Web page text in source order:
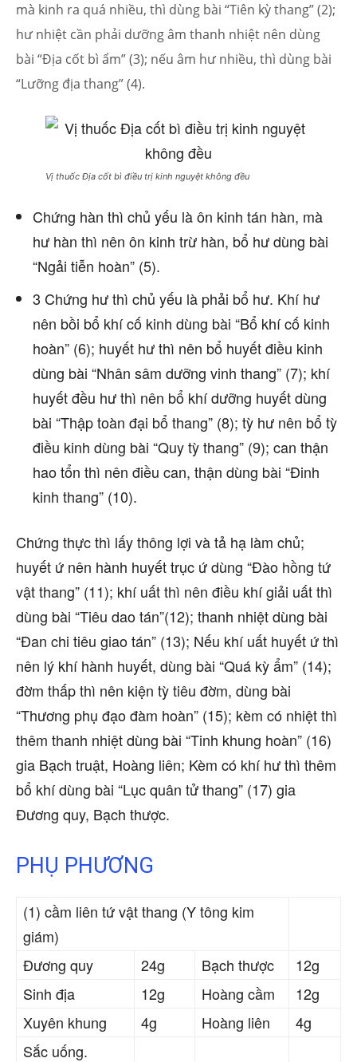
mà kinh ra quá nhiều, thì dùng bài “Tiên kỳ thang” (2);
hư nhiệt cần phải dưỡng âm thanh nhiệt nên dùng
bài “Địa cốt bì ẩm” (3); nếu âm hư nhiều, thì dùng bài
“Lưỡng địa thang” (4).
Vị thuốc Địa cốt bì điều trị kinh nguyệt không đều
Chứng hàn thì chủ yếu là ôn kinh tán hàn, mà
hư hàn thì nên ôn kinh trừ hàn, bổ hư dùng bài
“Ngải tiễn hoàn” (5).
3 Chứng hư thì chủ yếu là phải bổ hư. Khí hư
nên bồi bổ khí cố kinh dùng bài “Bổ khí cố kinh
hoàn” (6); huyết hư thì nên bổ huyết điều kinh
dùng bài “Nhân sâm dưỡng vinh thang” (7); khí
huyết đều hư thì nên bổ khí dưỡng huyết dùng
bài “Thập toàn đại bổ thang” (8); tỳ hư nên bổ tỳ
điều kinh dùng bài “Quy tỳ thang” (9); can thận
hao tổn thì nên điều can, thận dùng bài “Đinh
kinh thang” (10).
Chứng thực thì lấy thông lợi và tả hạ làm chủ;
huyết ứ nên hành huyết trục ứ dùng “Đào hồng tứ
vật thang” (11); khí uất thì nên điều khí giải uất thì
dùng bài “Tiêu dao tán”(12); thanh nhiệt dùng bài
“Đan chi tiêu giao tán” (13); Nếu khí uất huyết ứ thì
nên lý khí hành huyết, dùng bài “Quá kỳ ẩm” (14);
đờm thấp thì nên kiện tỳ tiêu đờm, dùng bài
“Thương phụ đạo đàm hoàn” (15); kèm có nhiệt thì
thêm thanh nhiệt dùng bài “Tinh khung hoàn” (16)
gia Bạch truật, Hoàng liên; Kèm có khí hư thì thêm
bổ khí dùng bài “Lục quân tử thang” (17) gia
Đương quy, Bạch thược.
PHỤ PHƯƠNG
(1) cầm liên tứ vật thang (Y tông kim
giám)
Đương quy
24g Bạch thược
12g
Sinh địa
12g Hoàng cầm
12g
Xuyên khung
4g Hoàng liên
4g
Sắc uống.